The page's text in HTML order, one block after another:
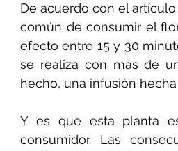
De acuerdo con el
común de consumir el
efecto entre 15 y 30
se realiza con más de
hecho, una infusión
Y es que esta planta
consumidor. Las